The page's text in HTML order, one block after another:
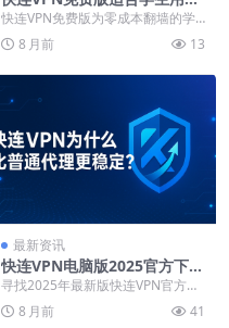
吗？零成本翻墙方案优缺点盘
点
快连VPN免费版为零成本翻墙的学
生提供便捷选择，操作简单且连接
迅速，适合偶尔访问...
8 月前 13
最新资讯
快连VPN电脑版2025官方下
载：Windows 11/10全兼容
寻找2025年最新版快连VPN官方Wi
ndows客户端？这里提供安全可靠
的下载与...
8 月前 41